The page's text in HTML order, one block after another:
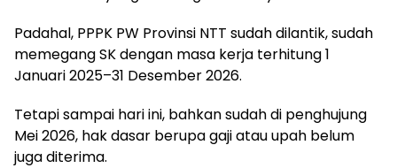
Padahal, PPPK PW Provinsi NTT sudah dilantik, sudah
memegang SK dengan masa kerja terhitung 1
Januari 2025–31 Desember 2026.
Tetapi sampai hari ini, bahkan sudah di penghujung
Mei 2026, hak dasar berupa gaji atau upah belum
juga diterima.